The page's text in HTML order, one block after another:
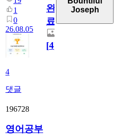
1
0
26.08.05
4
댓글
완
료
[4]
Joseph
196728
영어공부